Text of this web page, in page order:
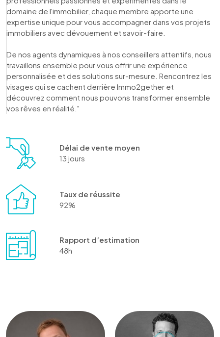
domaine de l'immobilier, chaque membre apporte une
expertise unique pour vous accompagner dans vos projets
immobiliers avec dévouement et savoir-faire.
De nos agents dynamiques à nos conseillers attentifs, nous
travaillons ensemble pour vous offrir une expérience
personnalisée et des solutions sur-mesure. Rencontrez les
visages qui se cachent derrière Immo2gether et
découvrez comment nous pouvons transformer ensemble
vos rêves en réalité."
Délai de vente moyen
13 jours
Taux de réussite
92%
Rapport d’estimation
48h